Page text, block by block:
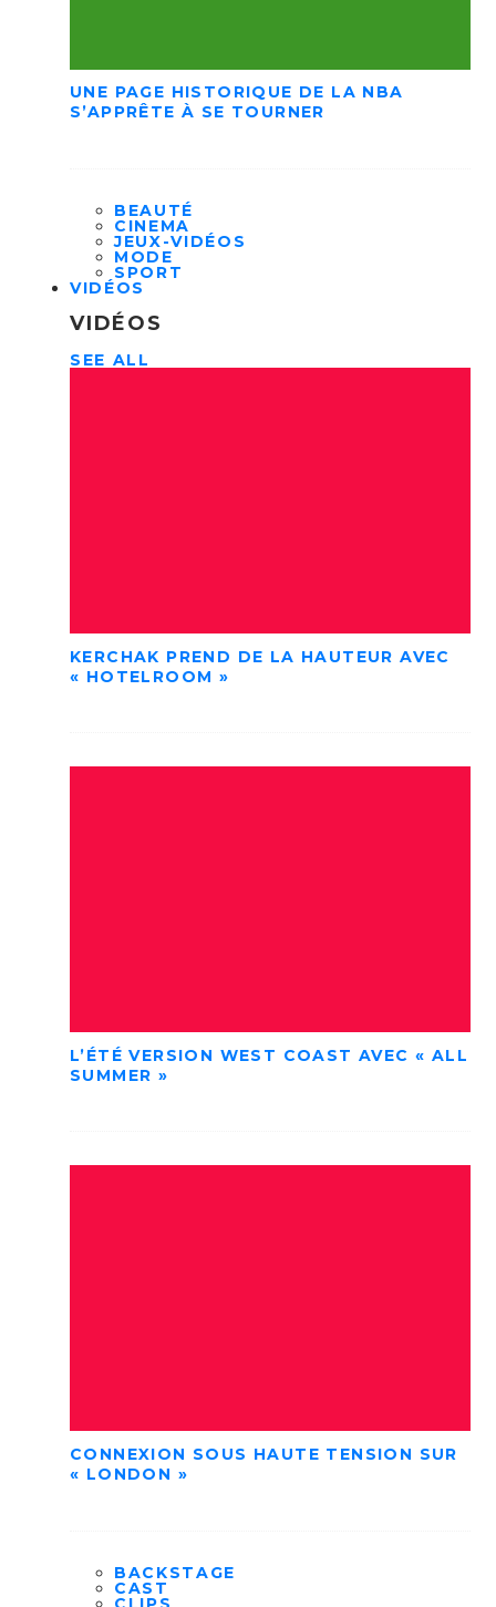
UNE PAGE HISTORIQUE DE LA NBA
S’APPRÊTE À SE TOURNER
BEAUTÉ
CINEMA
JEUX-VIDÉOS
MODE
SPORT
VIDÉOS
VIDÉOS
SEE ALL
KERCHAK PREND DE LA HAUTEUR AVEC
« HOTELROOM »
L’ÉTÉ VERSION WEST COAST AVEC « ALL
SUMMER »
CONNEXION SOUS HAUTE TENSION SUR
« LONDON »
BACKSTAGE
CAST